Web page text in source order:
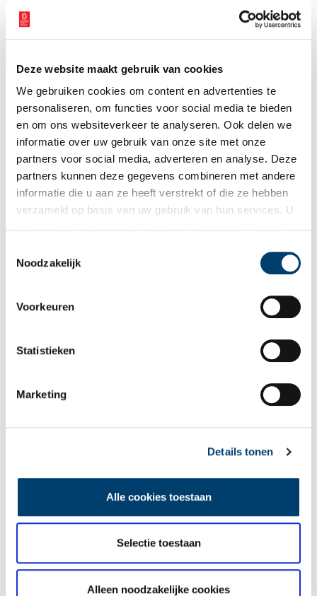
Deze website maakt gebruik van cookies
We gebruiken cookies om content en advertenties te
personaliseren, om functies voor social media te bieden
en om ons websiteverkeer te analyseren. Ook delen we
informatie over uw gebruik van onze site met onze
partners voor social media, adverteren en analyse. Deze
partners kunnen deze gegevens combineren met andere
informatie die u aan ze heeft verstrekt of die ze hebben
verzameld op basis van uw gebruik van hun services. U
Noodzakelijk
Voorkeuren
Statistieken
Marketing
Details tonen
Alle cookies toestaan
Selectie toestaan
Alleen noodzakelijke cookies
Daniel Hendrikse. Foto: NIOD, 2025.
Donderdag 28 mei
Maarten van der Bent
Deze bijeenkomst staat stil bij de teruggave van de Dubois-
collectie – 28.000 fossielen die in de 19e eeuw in Indonesië
koloniale context van deze omvangrijke verzameling.